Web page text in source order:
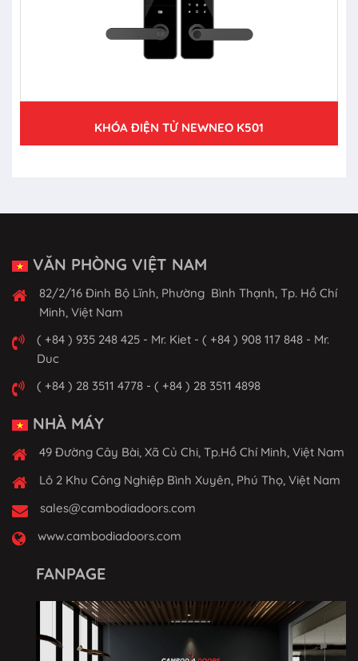
KHÓA ĐIỆN TỬ NEWNEO K501
VĂN PHÒNG VIỆT NAM
82/2/16 Đinh Bộ Lĩnh, Phường Bình Thạnh, Tp. Hồ Chí
Minh, Việt Nam
( +84 ) 935 248 425 - Mr. Kiet - ( +84 ) 908 117 848 - Mr.
Duc
( +84 ) 28 3511 4778 - ( +84 ) 28 3511 4898
NHÀ MÁY
49 Đường Cây Bài, Xã Củ Chi, Tp.Hồ Chí Minh, Việt Nam
Lô 2 Khu Công Nghiệp Bình Xuyên, Phú Thọ, Việt Nam
sales@cambodiadoors.com
www.cambodiadoors.com
FANPAGE